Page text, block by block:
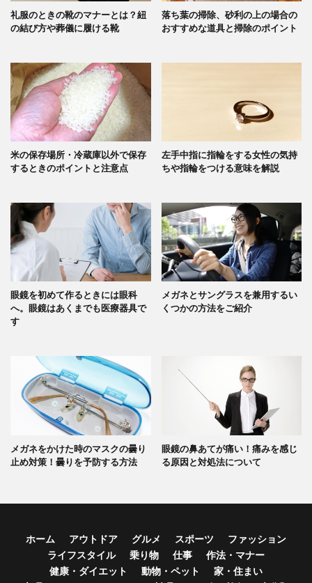
礼服のときの靴のマナーとは？紐
の結び方や葬儀に履ける靴
落ち葉の掃除、砂利の上の場合の
おすすめな道具と掃除のポイント
米の保存場所・冷蔵庫以外で保存
するときのポイントと注意点
左手中指に指輪をする女性の気持
ちや指輪をつける意味を解説
眼鏡を初めて作るときには眼科
へ。眼鏡はあくまでも医療器具で
す
メガネとサングラスを兼用するい
くつかの方法をご紹介
メガネをかけた時のマスクの曇り
止め対策！曇りを予防する方法
眼鏡の鼻あてが痛い！痛みを感じ
る原因と対処法について
ホーム アウトドア グルメ スポーツ
ファッション
ライフスタイル
乗り物 仕事
作法・マナー
健康・ダイエット
動物・ペット
家・住まい